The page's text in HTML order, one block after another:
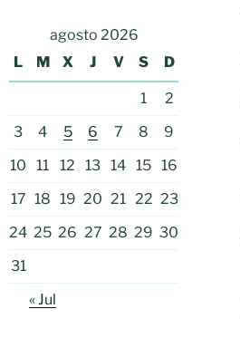
agosto 2026
L
M X J V S D
1
2
3
4 5 6 7 8
9
10
11 12 13 14 15 16
17 18 19 20 21 22 23
24 25 26 27 28 29 30
31
« Jul